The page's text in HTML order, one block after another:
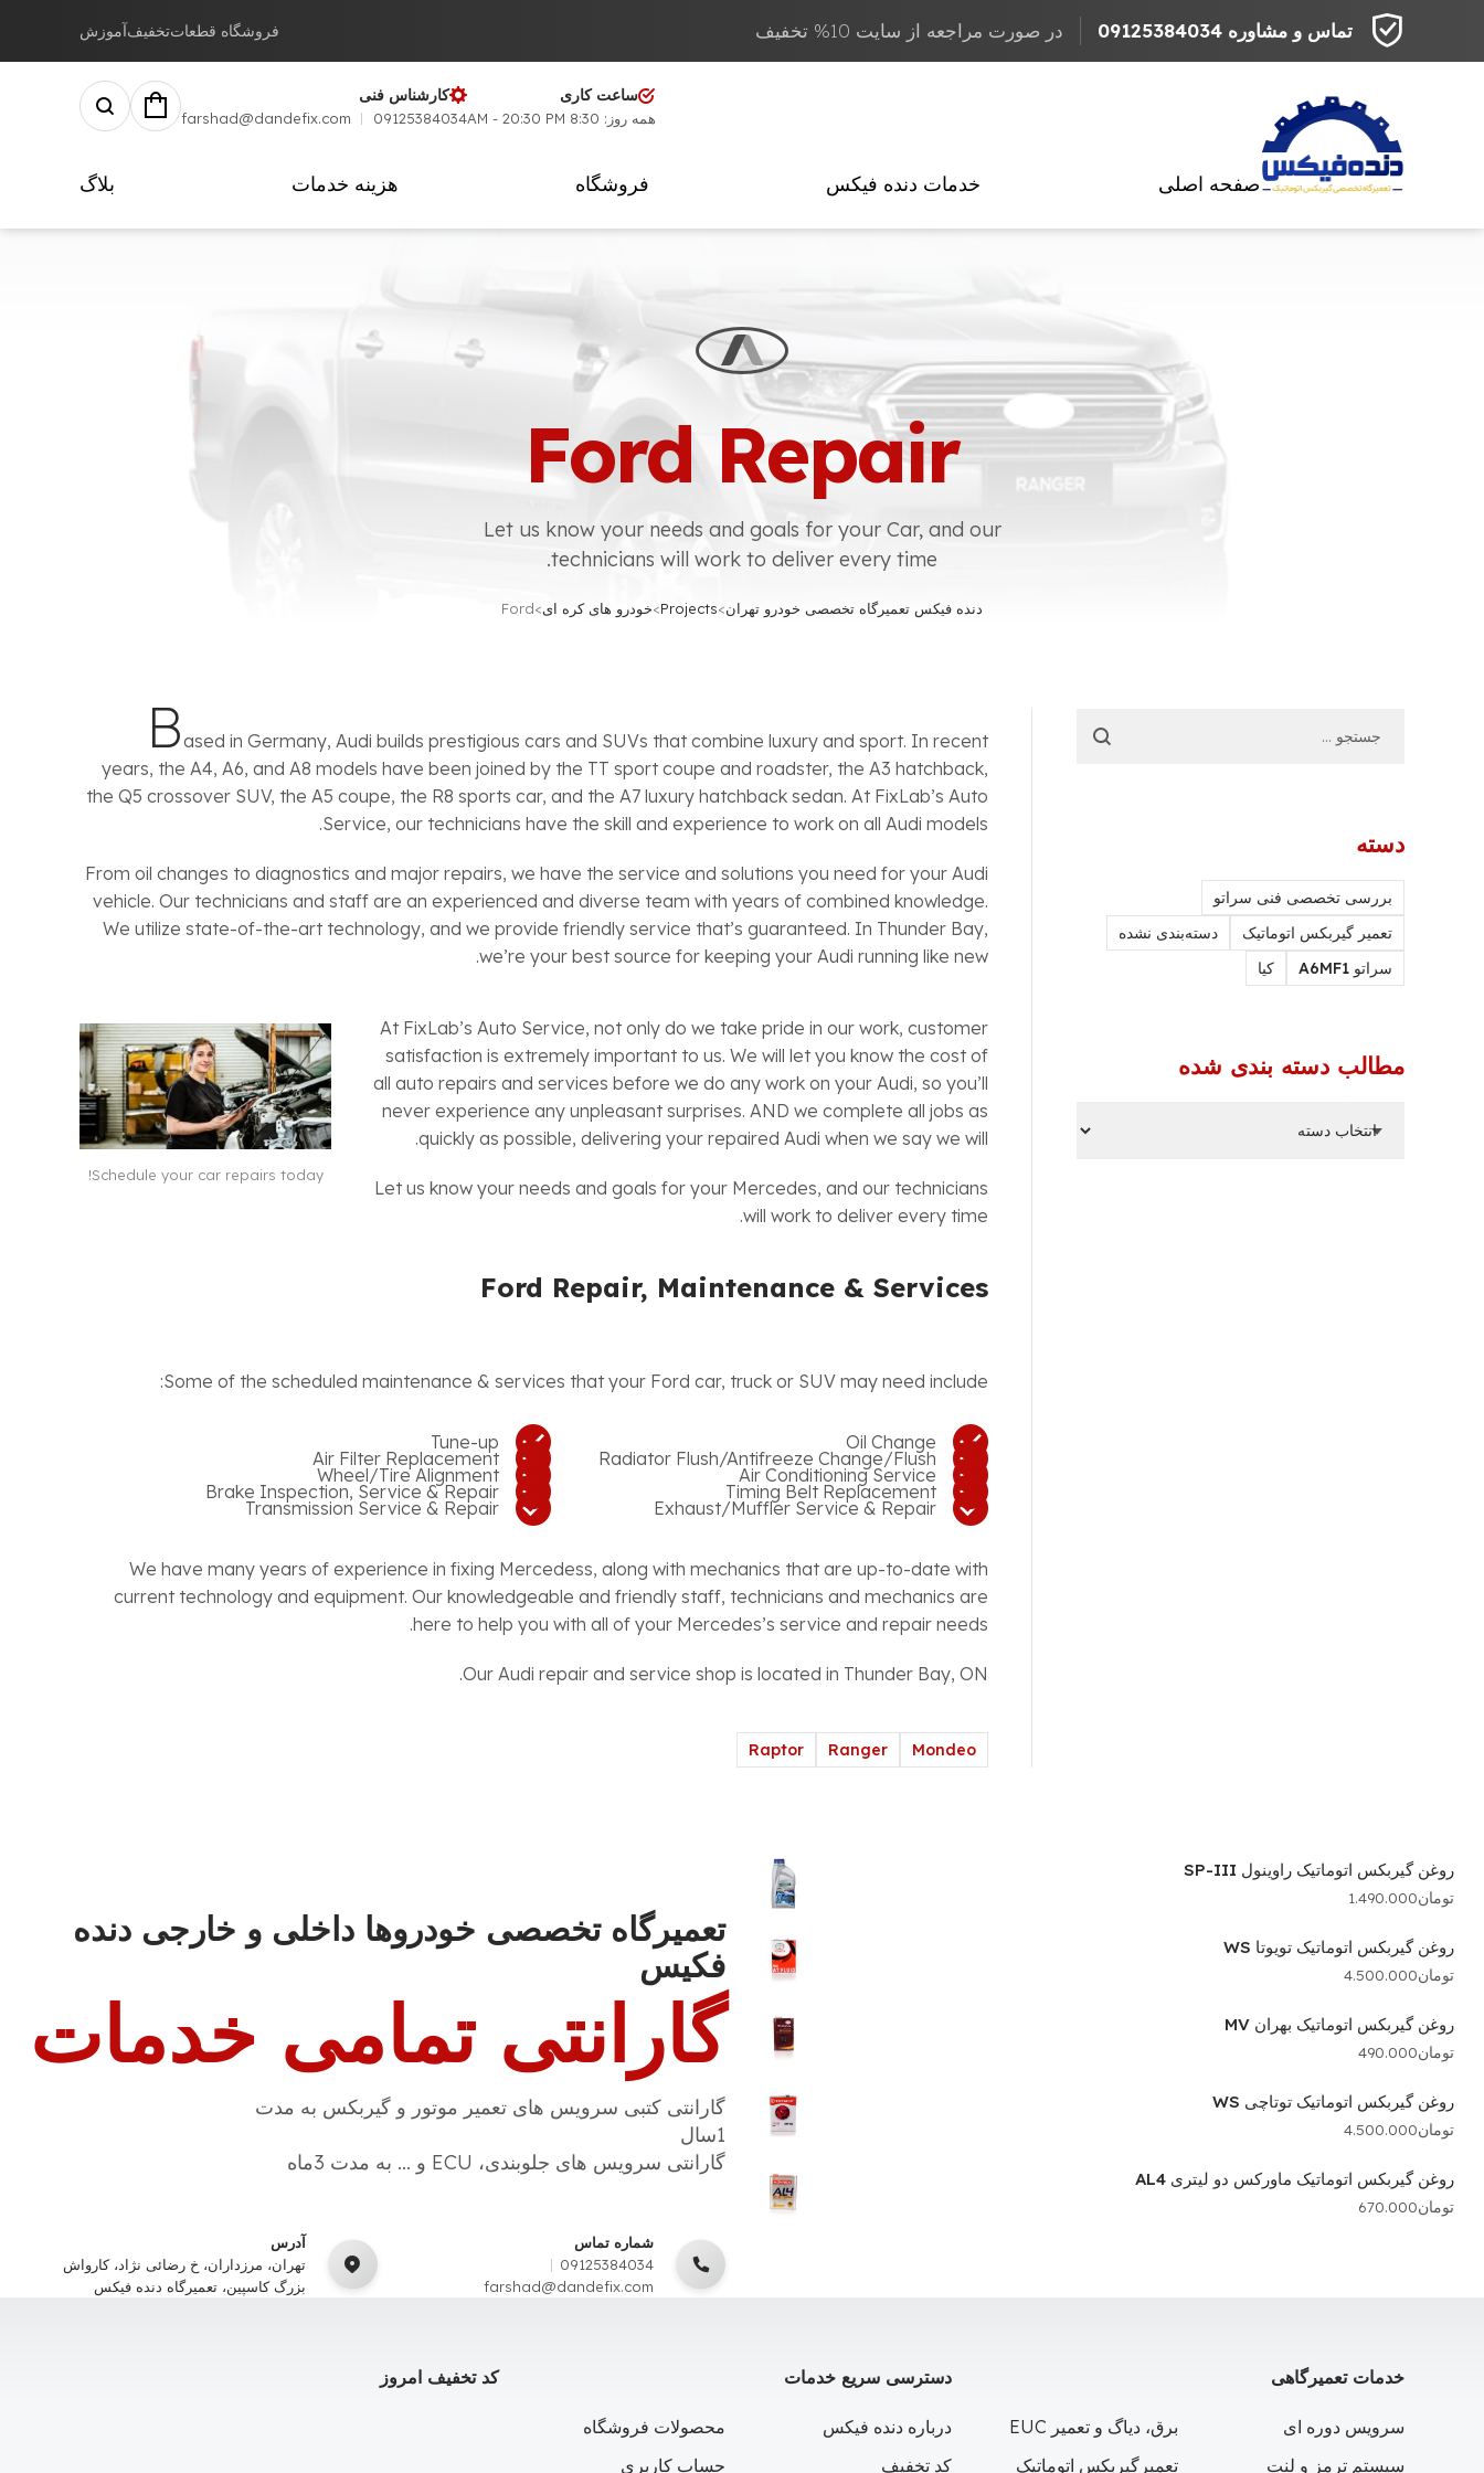
تماس و مشاوره 09125384034 در صورت مراجعه از سایت 10% تخفیف فروشگاه قطعاتتخفیفآموزش
ساعت کاری
همه روز: 8:30 AM - 20:30 PM
کارشناس فنی
09125384034
farshad@dandefix.com
صفحه اصلی خدمات دنده فیکس فروشگاه هزینه خدمات بلاگ
دنده فیکس تعمیرگاه تخصصی خودرو تهران>
Projects
>خودرو های کره ای>
Ford
Ford Repair
Let us know your needs and goals for your Car, and our
technicians will work to deliver every time.
Based in Germany, Audi builds prestigious cars and SUVs that combine luxury and sport. In recent
years, the A4, A6, and A8 models have been joined by the TT sport coupe and roadster, the A3 hatchback,
the Q5 crossover SUV, the A5 coupe, the R8 sports car, and the A7 luxury hatchback sedan. At FixLab’s Auto
Service, our technicians have the skill and experience to work on all Audi models.
From oil changes to diagnostics and major repairs, we have the service and solutions you need for your Audi
vehicle. Our technicians and staff are an experienced and diverse team with years of combined knowledge.
We utilize state-of-the-art technology, and we provide friendly service that’s guaranteed. In Thunder Bay,
we’re your best source for keeping your Audi running like new.
Schedule your car repairs today!
At FixLab’s Auto Service, not only do we take pride in our work, customer
satisfaction is extremely important to us. We will let you know the cost of
all auto repairs and services before we do any work on your Audi, so you’ll
never experience any unpleasant surprises. AND we complete all jobs as
quickly as possible, delivering your repaired Audi when we say we will.
Let us know your needs and goals for your Mercedes, and our technicians
will work to deliver every time.
Ford Repair, Maintenance & Services
Some of the scheduled maintenance & services that your Ford car, truck or SUV may need include:
Oil Change
Tune-up
Radiator Flush/Antifreeze Change/Flush
Air Filter Replacement
Air Conditioning Service
Wheel/Tire Alignment
Timing Belt Replacement
Brake Inspection, Service & Repair
Exhaust/Muffler Service & Repair
Transmission Service & Repair
We have many years of experience in fixing Mercedess, along with mechanics that are up-to-date with
current technology and equipment. Our knowledgeable and friendly staff, technicians and mechanics are
here to help you with all of your Mercedes’s service and repair needs.
Our Audi repair and service shop is located in Thunder Bay, ON.
Mondeo
Ranger
Raptor
دسته
بررسی تخصصی فنی سراتو
تعمیر گیربکس اتوماتیک
دسته‌بندی نشده
سراتو A6MF1
کیا
مطالب دسته بندی شده
روغن گیربکس اتوماتیک راوینول SP-III
تومان1.490.000
روغن گیربکس اتوماتیک تویوتا WS
تومان4.500.000
روغن گیربکس اتوماتیک بهران MV
تومان490.000
روغن گیربکس اتوماتیک توتاچی WS
تومان4.500.000
روغن گیربکس اتوماتیک ماورکس دو لیتری AL4
تومان670.000
تعمیرگاه تخصصی خودروها داخلی و خارجی دنده
فکیس
گارانتی تمامی خدمات
گارانتی کتبی سرویس های تعمیر موتور و گیربکس به مدت
1سال
گارانتی سرویس های جلوبندی، ECU و … به مدت 3ماه
شماره تماس
09125384034
farshad@dandefix.com
آدرس
تهران، مرزداران، خ رضائی نژاد، کارواش
بزرگ کاسپین، تعمیرگاه دنده فیکس
خدمات تعمیرگاهی
سرویس دوره ای
برق، دیاگ و تعمیر EUC
سیستم ترمز و لنت
تعمیرگیربکس اتوماتیک
دسترسی سریع خدمات
درباره دنده فیکس
محصولات فروشگاه
کد تخفیف
حساب کاربری
کد تخفیف امروز